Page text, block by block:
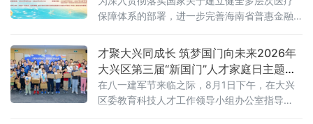
式，以直播间为新赛道，让车间变镜头、产品
上云端、销路通全国。
保障体系的部署，进一步完善海南省普惠金融
式上线发布。
才聚大兴同成长 筑梦国门向未来2026年
大兴区第三届“新国门”人才家庭日主题沙
龙活动圆满举行
在八一建军节来临之际，8月1日下午，在大兴
区委教育科技人才工作领导小组办公室指导